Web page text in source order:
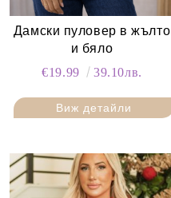
Дамски пуловер в жълто
и бяло
€19.99
39.10лв.
Виж детайли